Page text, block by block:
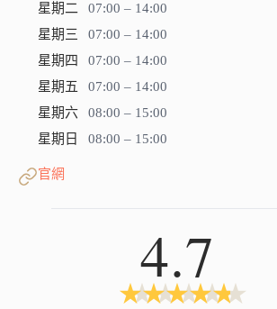
星期二
07:00 – 14:00
星期三
07:00 – 14:00
星期四
07:00 – 14:00
星期五
07:00 – 14:00
星期六
08:00 – 15:00
星期日
08:00 – 15:00
官網
4.7
★
★ ★
★ ★
★ ★
★ ★
★